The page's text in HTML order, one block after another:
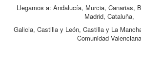
Llegamos a: Andalucía, Murcia, Canarias,
Madrid, Cataluña,
Galicia, Castilla y León, Castilla y La
Comunidad Valenciana